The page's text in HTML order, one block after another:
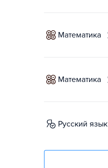
математика
математика
русский язык